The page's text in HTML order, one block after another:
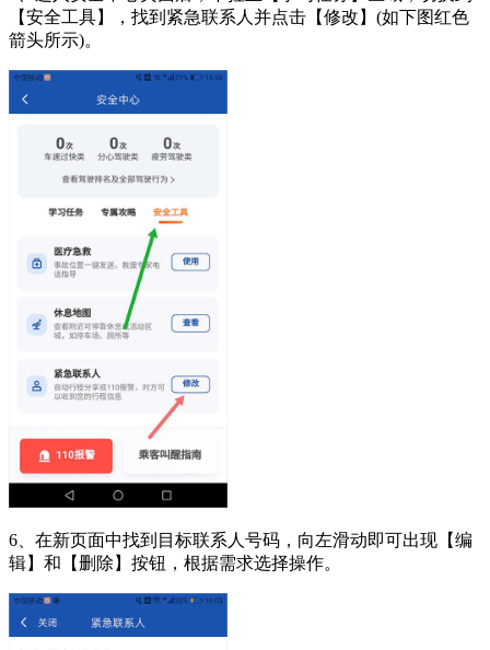
【安全工具】，找到紧急联系人并点击【修改】(如下图红色
箭头所示)。
6、在新页面中找到目标联系人号码，向左滑动即可出现【编
辑】和【删除】按钮，根据需求选择操作。